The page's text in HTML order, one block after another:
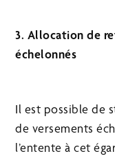
3. Allocation de
échelonnés
Il est possible de
de versements
l’entente à cet